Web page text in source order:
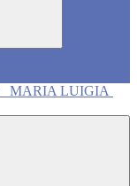
MARIA LUIGIA